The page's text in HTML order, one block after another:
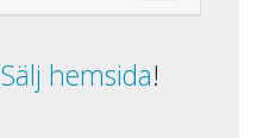
Sälj hemsida!